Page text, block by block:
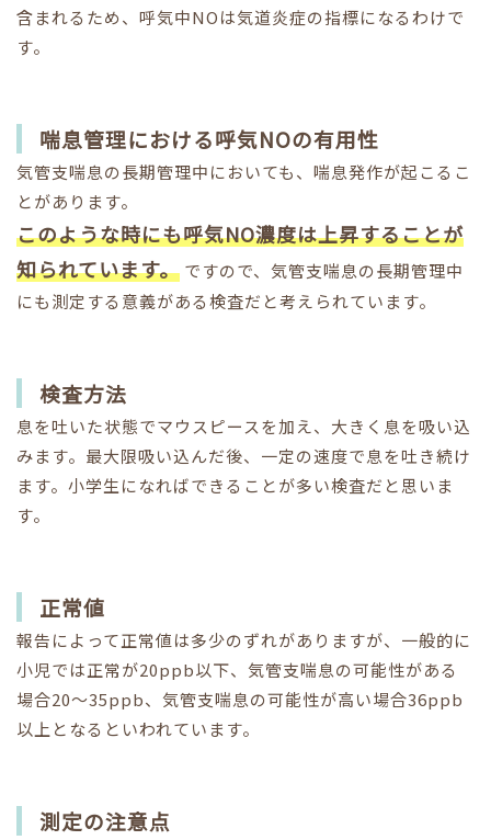
含まれるため、呼気中NOは気道炎症の指標になるわけで
す。
喘息管理における呼気NOの有用性
気管支喘息の長期管理中においても、喘息発作が起こるこ
とがあります。
このような時にも呼気NO濃度は上昇することが
知られています。 ですので、気管支喘息の長期管理中
にも測定する意義がある検査だと考えられています。
検査方法
息を吐いた状態でマウスピースを加え、大きく息を吸い込
みます。最大限吸い込んだ後、一定の速度で息を吐き続け
ます。小学生になればできることが多い検査だと思いま
す。
正常値
報告によって正常値は多少のずれがありますが、一般的に
小児では正常が20ppb以下、気管支喘息の可能性がある
場合20～35ppb、気管支喘息の可能性が高い場合36ppb
以上となるといわれています。
測定の注意点